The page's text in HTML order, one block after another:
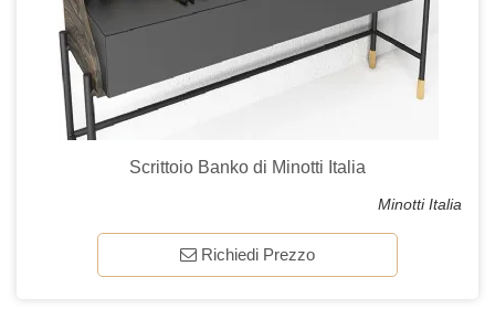
Scrittoio Banko di Minotti Italia
Minotti Italia
Richiedi Prezzo